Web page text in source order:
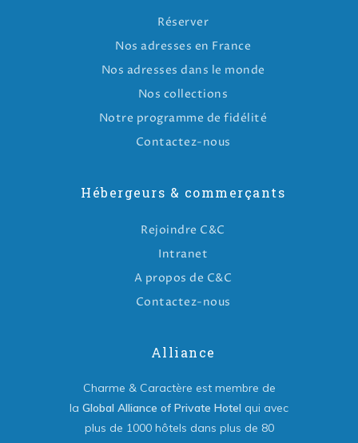
Réserver
Nos adresses en France
Nos adresses dans le monde
Nos collections
Notre programme de fidélité
Contactez-nous
Hébergeurs & commerçants
Rejoindre C&C
Intranet
A propos de C&C
Contactez-nous
Alliance
Charme & Caractère est membre de
la Global Alliance of Private Hotel qui avec
plus de 1000 hôtels dans plus de 80